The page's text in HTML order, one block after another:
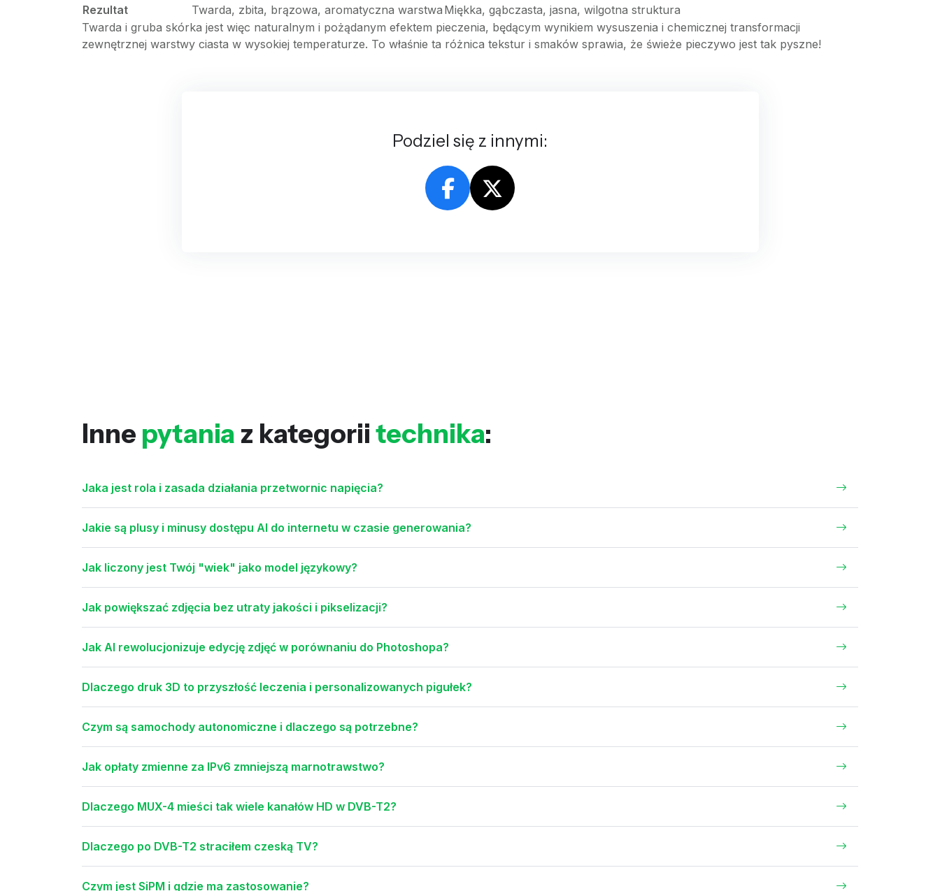
Rezultat
Twarda, zbita, brązowa, aromatyczna warstwa Miękka, gąbczasta, jasna, wilgotna struktura
Twarda i gruba skórka jest więc naturalnym i pożądanym efektem pieczenia, będącym wynikiem wysuszenia i chemicznej transformacji
zewnętrznej warstwy ciasta w wysokiej temperaturze. To właśnie ta różnica tekstur i smaków sprawia, że świeże pieczywo jest tak pyszne!
Podziel się z innymi:
Inne pytania z kategoriitechnika:
Jaka jest rola i zasada działania przetwornic napięcia?
Jakie są plusy i minusy dostępu AI do internetu w czasie generowania?
Jak liczony jest Twój "wiek" jako model językowy?
Jak powiększać zdjęcia bez utraty jakości i pikselizacji?
Jak AI rewolucjonizuje edycję zdjęć w porównaniu do Photoshopa?
Dlaczego druk 3D to przyszłość leczenia i personalizowanych pigułek?
Czym są samochody autonomiczne i dlaczego są potrzebne?
Jak opłaty zmienne za IPv6 zmniejszą marnotrawstwo?
Dlaczego MUX-4 mieści tak wiele kanałów HD w DVB-T2?
Dlaczego po DVB-T2 straciłem czeską TV?
Czym jest SiPM i gdzie ma zastosowanie?